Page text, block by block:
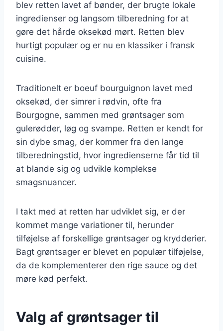
blev retten lavet af bønder, der brugte lokale
ingredienser og langsom tilberedning for at
gøre det hårde oksekød mørt. Retten blev
hurtigt populær og er nu en klassiker i fransk
cuisine.
Traditionelt er boeuf bourguignon lavet med
oksekød, der simrer i rødvin, ofte fra
Bourgogne, sammen med grøntsager som
gulerødder, løg og svampe. Retten er kendt for
sin dybe smag, der kommer fra den lange
tilberedningstid, hvor ingredienserne får tid til
at blande sig og udvikle komplekse
smagsnuancer.
I takt med at retten har udviklet sig, er der
kommet mange variationer til, herunder
tilføjelse af forskellige grøntsager og krydderier.
Bagt grøntsager er blevet en populær tilføjelse,
da de komplementerer den rige sauce og det
møre kød perfekt.
Valg af grøntsager til